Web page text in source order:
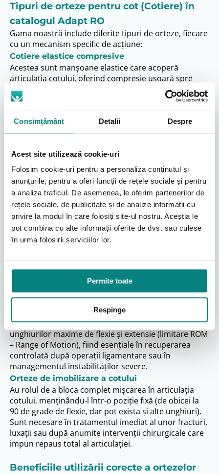
Consimțământ Detalii Despre
Acest site utilizează cookie-uri
Folosim cookie-uri pentru a personaliza conținutul și
anunțurile, pentru a oferi funcții de rețele sociale și pentru
a analiza traficul. De asemenea, le oferim partenerilor de
rețele sociale, de publicitate și de analize informații cu
privire la modul în care folosiți site-ul nostru. Aceștia le
pot combina cu alte informații oferite de dvs. sau culese
în urma folosirii serviciilor lor.
Permite toate
Respinge
Tipuri de orteze pentru cot (Cotiere) în
catalogul Adapt RO
Gama noastră include diferite tipuri de orteze, fiecare
cu un mecanism specific de acțiune:
Cotiere elastice compresive
Acestea sunt manșoane elastice care acoperă
articulația cotului, oferind compresie ușoară spre
moderată. Compresia ajută la reducerea edemului
(umflăturii), oferă o senzație de suport și căldură
locală, fiind utile în dureri ușoare, tendinite incipiente
sau pentru confort în timpul activității.
Benzi/brățări pentru epicondilită/epitrohleită
Sunt benzi înguste, adesea cu o pelotă (pernă) de
presiune, care se aplică pe antebraț, imediat sub
articulația cotului. Scopul lor este de a aplica o
contrapresiune pe grupul muscular afectat (extensori
în epicondilită, flexori în epitrohleită), modificând
astfel punctul de maximă tensiune și reducând
stresul asupra inserției tendinoase inflamate.
Reprezintă tratamentul ortopedic de elecție pentru
aceste afecțiuni.
braces)
Aceste orteze mai complexe sunt prevăzute cu
articulații metalice sau din plastic rezistent pe părțile
laterale, permițând mișcarea de flexie-extensie a
cotului, dar limitând mișcările anormale în plan
lateral. Multe modele permit reglarea precisă a
unghiurilor maxime de flexie și extensie (limitare ROM
– Range of Motion), fiind esențiale în recuperarea
controlată după operații ligamentare sau în
managementul instabilităților severe.
Orteze de imobilizare a cotului
Au rolul de a bloca complet mișcarea în articulația
cotului, menținându-l într-o poziție fixă (de obicei la
90 de grade de flexie, dar pot exista și alte unghiuri).
Sunt necesare în tratamentul imediat al unor fracturi,
luxații sau după anumite intervenții chirurgicale care
impun repaus total al articulației.
Beneficiile utilizării corecte a ortezelor